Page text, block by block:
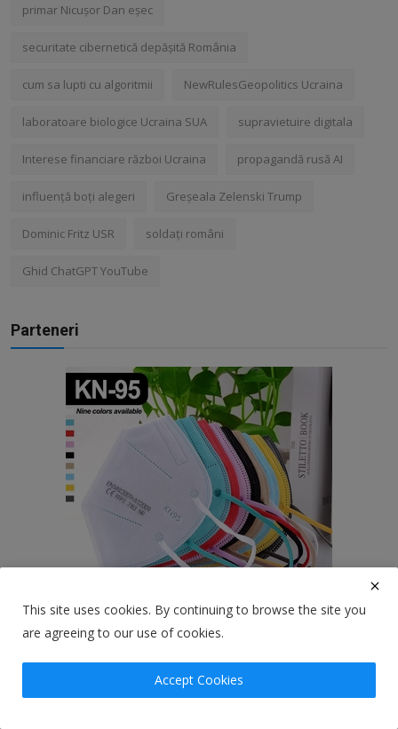
primar Nicușor Dan eșec
securitate cibernetică depășită România
cum sa lupti cu algoritmii NewRulesGeopolitics Ucraina
laboratoare biologice Ucraina SUA supravietuire digitala
Interese financiare război Ucraina propagandă rusă AI
influență boți alegeri Greșeala Zelenski Trump
Dominic Fritz USR soldați români
Ghid ChatGPT YouTube
Parteneri
This site uses cookies. By continuing to browse the site you
are agreeing to our use of cookies.
Accept Cookies